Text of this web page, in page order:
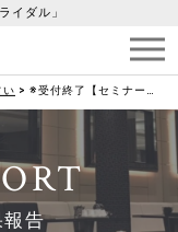
イダル」
い > ※受付終了【セミナー】婚活占いセミナー
報告